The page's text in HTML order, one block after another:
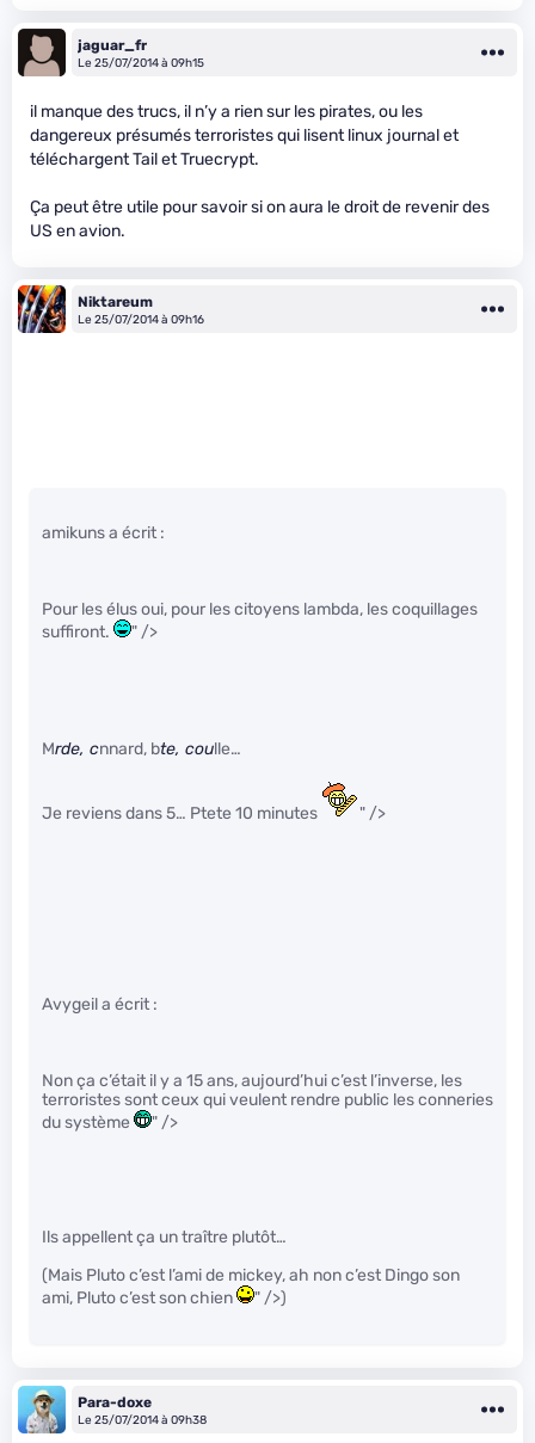
jaguar_fr
Le 25/07/2014 à 09h15
il manque des trucs, il n’y a rien sur les pirates, ou les
dangereux présumés terroristes qui lisent linux journal et
téléchargent Tail et Truecrypt.
Ça peut être utile pour savoir si on aura le droit de revenir des
US en avion.
Niktareum
Le 25/07/2014 à 09h16
amikuns a écrit :
Pour les élus oui, pour les citoyens lambda, les coquillages
suffiront.
" />
Mrde, cnnard, bte, coulle…
Je reviens dans 5… Ptete 10 minutes " />
Avygeil a écrit :
Non ça c’était il y a 15 ans, aujourd’hui c’est l’inverse, les
terroristes sont ceux qui veulent rendre public les conneries
du système
" />
Ils appellent ça un traître plutôt…
(Mais Pluto c’est l’ami de mickey, ah non c’est Dingo son
ami, Pluto c’est son chien
" />)
Para-doxe
Le 25/07/2014 à 09h38